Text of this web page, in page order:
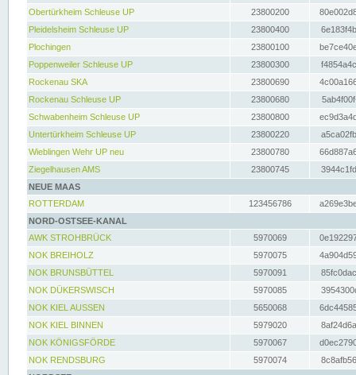
Obertürkheim Schleuse UP
23800200
Pleidelsheim Schleuse UP
23800400
Plochingen
23800100
Poppenweiler Schleuse UP
23800300
Rockenau SKA
23800690
Rockenau Schleuse UP
23800680
Schwabenheim Schleuse UP
23800800
Untertürkheim Schleuse UP
23800220
Wieblingen Wehr UP neu
23800780
Ziegelhausen AMS
23800745
NEUE MAAS
ROTTERDAM
123456786
NORD-OSTSEE-KANAL
AWK STROHBRÜCK
5970069
NOK BREIHOLZ
5970075
NOK BRUNSBÜTTEL
5970091
NOK DÜKERSWISCH
5970085
NOK KIEL AUSSEN
5650068
NOK KIEL BINNEN
5979020
NOK KÖNIGSFÖRDE
5970067
NOK RENDSBURG
5970074